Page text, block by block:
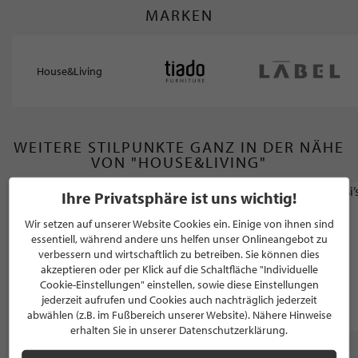
MARKEN
House&Living
WEITERE STILPUNKTE GANZ IN DER NÄHE
VON "HOUSE&LIVING"
FACHARZT FÜR ZAHNMEDIZIN
m71 - Zahnärzte am Markt - Praxis für
Implantologie und Zahnästhetik
Sankt Augustin, 5.0 / 5.0
Ihre Privatsphäre ist uns wichtig!
Wir setzen auf unserer Website Cookies ein. Einige von ihnen sind
essentiell, während andere uns helfen unser Onlineangebot zu
verbessern und wirtschaftlich zu betreiben. Sie können dies
akzeptieren oder per Klick auf die Schaltfläche "Individuelle
Cookie-Einstellungen" einstellen, sowie diese Einstellungen
jederzeit aufrufen und Cookies auch nachträglich jederzeit
abwählen (z.B. im Fußbereich unserer Website). Nähere Hinweise
erhalten Sie in unserer Datenschutzerklärung.